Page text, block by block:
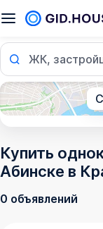
ЖК,
Купить
Абинске в
0 объявлений